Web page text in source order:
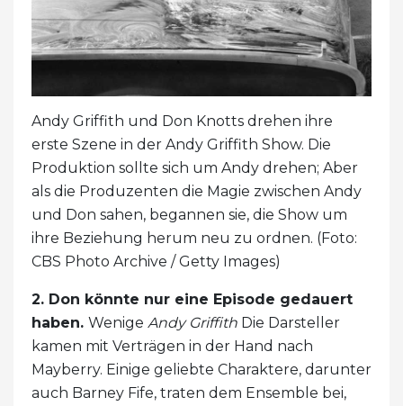
Andy Griffith und Don Knotts drehen ihre
erste Szene in der Andy Griffith Show. Die
Produktion sollte sich um Andy drehen; Aber
als die Produzenten die Magie zwischen Andy
und Don sahen, begannen sie, die Show um
ihre Beziehung herum neu zu ordnen. (Foto:
CBS Photo Archive / Getty Images)
2. Don könnte nur eine Episode gedauert
haben. Wenige Andy Griffith Die Darsteller
kamen mit Verträgen in der Hand nach
Mayberry. Einige geliebte Charaktere, darunter
auch Barney Fife, traten dem Ensemble bei,